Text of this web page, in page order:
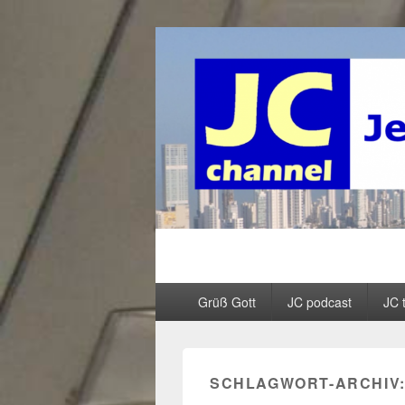
JC channel –
Menü
Grüß Gott JC podcast JC
SCHLAGWORT-ARCHIV: